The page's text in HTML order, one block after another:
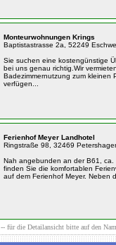
Monteurwohnungen Krings
Baptistastrasse 2a, 52249
Sie suchen eine kostengünstige
bei uns genau richtig.Wir
Badezimmernutzung zum kleinen
verfügen...
Ferienhof Meyer Landhotel
Ringstraße 98, 32469
Nah angebunden an der B61,
finden Sie die komfortablen
auf dem Ferienhof Meyer. Neben
-- für die Detailansicht bitte auf den